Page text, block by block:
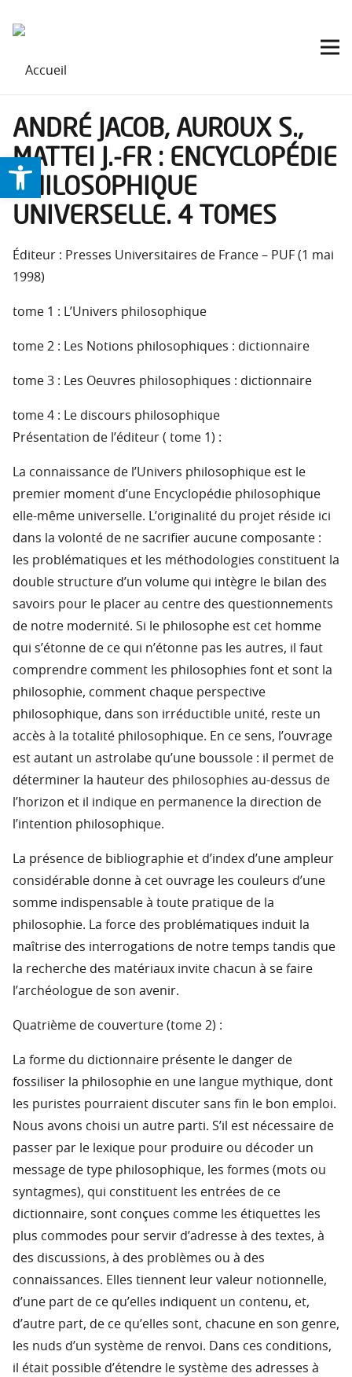
Ouvrir la barre d’outils
ANDRÉ JACOB, AUROUX S.,
MATTEI J.-FR : ENCYCLOPÉDIE
PHILOSOPHIQUE
UNIVERSELLE. 4 TOMES
Éditeur : Presses Universitaires de France – PUF (1 mai
1998)
tome 1 : L’Univers philosophique
tome 2 : Les Notions philosophiques : dictionnaire
tome 3 : Les Oeuvres philosophiques : dictionnaire
tome 4 : Le discours philosophique
Présentation de l’éditeur ( tome 1) :
La connaissance de l’Univers philosophique est le
premier moment d’une Encyclopédie philosophique
elle-même universelle. L’originalité du projet réside ici
dans la volonté de ne sacrifier aucune composante :
les problématiques et les méthodologies constituent la
double structure d’un volume qui intègre le bilan des
savoirs pour le placer au centre des questionnements
de notre modernité. Si le philosophe est cet homme
qui s’étonne de ce qui n’étonne pas les autres, il faut
comprendre comment les philosophies font et sont la
philosophie, comment chaque perspective
philosophique, dans son irréductible unité, reste un
accès à la totalité philosophique. En ce sens, l’ouvrage
est autant un astrolabe qu’une boussole : il permet de
déterminer la hauteur des philosophies au-dessus de
l’horizon et il indique en permanence la direction de
l’intention philosophique.
La présence de bibliographie et d’index d’une ampleur
considérable donne à cet ouvrage les couleurs d’une
somme indispensable à toute pratique de la
philosophie. La force des problématiques induit la
maîtrise des interrogations de notre temps tandis que
la recherche des matériaux invite chacun à se faire
l’archéologue de son avenir.
Quatrième de couverture (tome 2) :
La forme du dictionnaire présente le danger de
fossiliser la philosophie en une langue mythique, dont
les puristes pourraient discuter sans fin le bon emploi.
Nous avons choisi un autre parti. S’il est nécessaire de
passer par le lexique pour produire ou décoder un
message de type philosophique, les formes (mots ou
syntagmes), qui constituent les entrées de ce
dictionnaire, sont conçues comme les étiquettes les
plus commodes pour servir d’adresse à des textes, à
des discussions, à des problèmes ou à des
connaissances. Elles tiennent leur valeur notionnelle,
d’une part de ce qu’elles indiquent un contenu, et,
d’autre part, de ce qu’elles sont, chacune en son genre,
les nuds d’un système de renvoi. Dans ces conditions,
il était possible d’étendre le système des adresses à